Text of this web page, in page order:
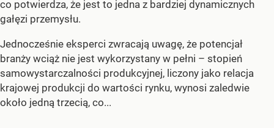
co potwierdza, że jest to jedna z bardziej dynamicznych
gałęzi przemysłu.
Jednocześnie eksperci zwracają uwagę, że potencjał
branży wciąż nie jest wykorzystany w pełni – stopień
samowystarczalności produkcyjnej, liczony jako relacja
krajowej produkcji do wartości rynku, wynosi zaledwie
około jedną trzecią, co...